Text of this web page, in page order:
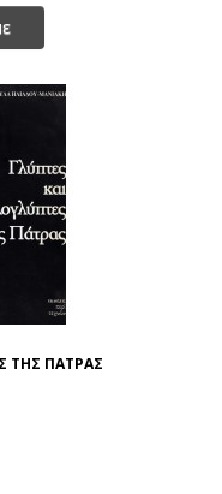
ΤΗΣ ΠΑΤΡΑΣ